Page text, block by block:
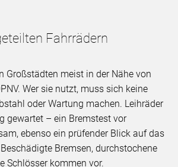
Fahrrädern
Großstädten meist in der Nähe von
Wer sie nutzt, muss sich keine
oder Wartung machen. Leihräder
gewartet – ein Bremstest vor
ebenso ein prüfender Blick auf das
Bremsen, durchstochene
Schlösser kommen vor.